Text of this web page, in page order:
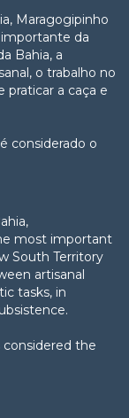
Maragogipinho
da
Bahia, a
o trabalho no
praticar a caça e
considerado o
most important
South Territory
artisanal
tasks, in
the